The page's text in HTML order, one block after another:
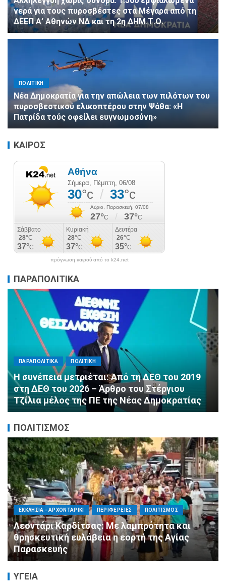
νερά για τους πυροσβέστες στα Μέγαρα από τη
ΔΕΕΠ Α’ Αθηνών ΝΔ και τη 2η ΔΗΜ.Τ.Ο.
ΠΟΛΙΤΙΚΗ
Νέα Δημοκρατία για την απώλεια των πιλότων του
πυροσβεστικού ελικοπτέρου στην Ψάθα: «Η
Πατρίδα τούς οφείλει ευγνωμοσύνη»
ΚΑΙΡΟΣ
πρόγνωση καιρού από το k24.net
ΠΑΡΑΠΟΛΙΤΙΚΑ
ΠΑΡΑΠΟΛΙΤΙΚΑ ΠΟΛΙΤΙΚΗ
Αλληλεγγύη χωρίς σύνορα: 1.500
εμφιαλωμένα νερά για τους πυροσβέστες στα
Μέγαρα από τη ΔΕΕΠ Α’ Αθηνών ΝΔ και τη 2η
ΔΗΜ.Τ.Ο.
ΠΟΛΙΤΙΣΜΟΣ
ΑΓΙΟΣ ΔΗΜΗΤΡΙΟΣ ΠΟΛΙΤΙΣΜΟΣ ΣΥΛΛΟΓΟΙ - ΕΝΩΣΕΙΣ
Η Εθελοντική Δράση Αγίου Δημητρίου στο
πλευρό των πυρόπληκτων συμπολιτών μας
ΥΓΕΙΑ